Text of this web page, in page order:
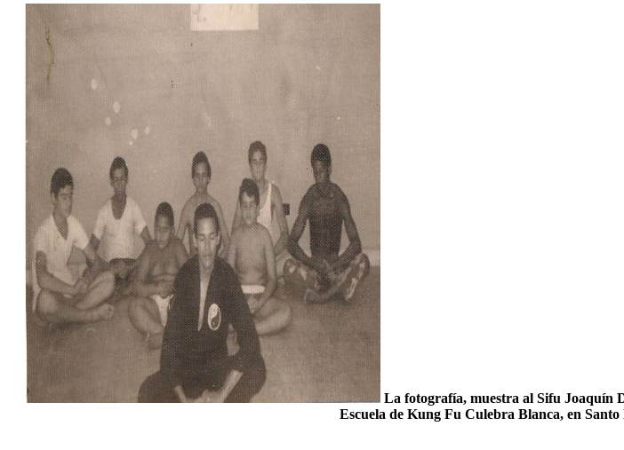
La fotografía, muestra al Sifu Joaquín
Escuela de Kung Fu Culebra Blanca, en